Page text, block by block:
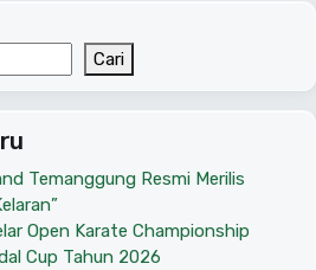
Cari
Temanggung Resmi Merilis
Open Karate Championship
Cup Tahun 2026